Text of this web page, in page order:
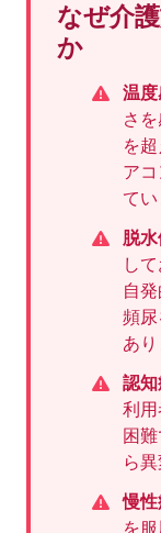
なぜ介
か
温
さ
を
ア
て
脱
し
自
頻尿
あ
認
利
困
ら
慢
を